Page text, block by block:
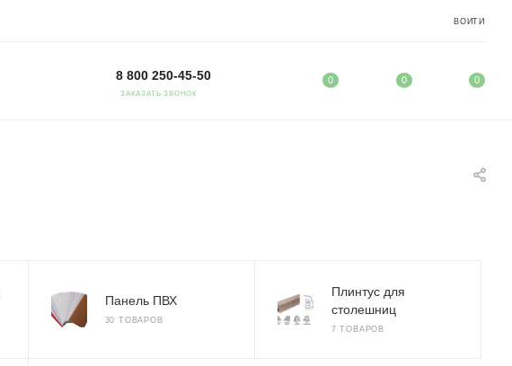
ВОЙТИ
8 800 250-45-50
ЗАКАЗАТЬ ЗВОНОК
0 0 0
Панель ПВХ
30 ТОВАРОВ
Плинтус для
столешниц
7 ТОВАРОВ